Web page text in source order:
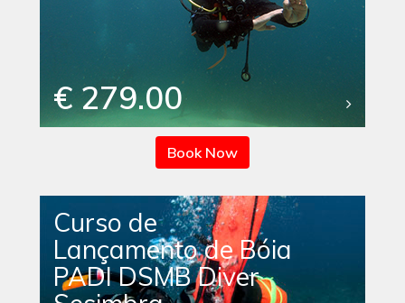
€ 279.00
Book Now
Curso de
Lançamento de Bóia
PADI DSMB Diver